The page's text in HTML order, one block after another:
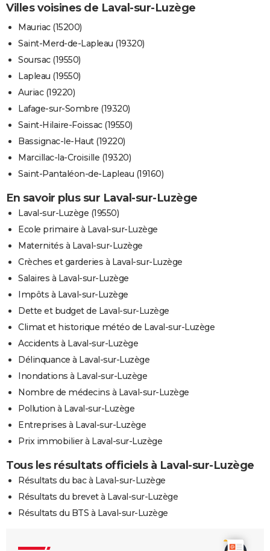
Villes voisines de Laval-sur-Luzège
Mauriac (15200)
Saint-Merd-de-Lapleau (19320)
Soursac (19550)
Lapleau (19550)
Auriac (19220)
Lafage-sur-Sombre (19320)
Saint-Hilaire-Foissac (19550)
Bassignac-le-Haut (19220)
Marcillac-la-Croisille (19320)
Saint-Pantaléon-de-Lapleau (19160)
En savoir plus sur Laval-sur-Luzège
Laval-sur-Luzège (19550)
Ecole primaire à Laval-sur-Luzège
Maternités à Laval-sur-Luzège
Crèches et garderies à Laval-sur-Luzège
Salaires à Laval-sur-Luzège
Impôts à Laval-sur-Luzège
Dette et budget de Laval-sur-Luzège
Climat et historique météo de Laval-sur-Luzège
Accidents à Laval-sur-Luzège
Délinquance à Laval-sur-Luzège
Inondations à Laval-sur-Luzège
Nombre de médecins à Laval-sur-Luzège
Pollution à Laval-sur-Luzège
Entreprises à Laval-sur-Luzège
Prix immobilier à Laval-sur-Luzège
Tous les résultats officiels à Laval-sur-Luzège
Résultats du bac à Laval-sur-Luzège
Résultats du brevet à Laval-sur-Luzège
Résultats du BTS à Laval-sur-Luzège